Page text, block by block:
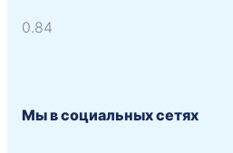
Мы в социальных сетях